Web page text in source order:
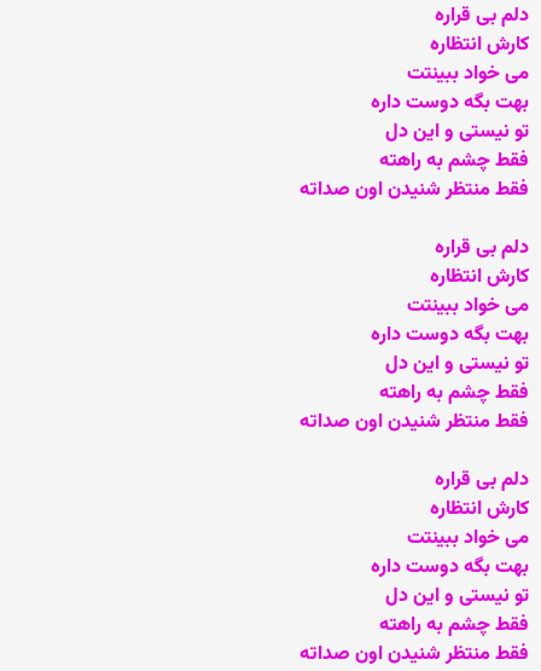
دلم بی قراره
کارش انتظاره
می خواد ببینتت
بهت بگه دوست داره
تو نیستی و این دل
فقط چشم به راهته
فقط منتظر شنیدن اون صداته
دلم بی قراره
کارش انتظاره
می خواد ببینتت
بهت بگه دوست داره
تو نیستی و این دل
فقط چشم به راهته
فقط منتظر شنیدن اون صداته
دلم بی قراره
کارش انتظاره
می خواد ببینتت
بهت بگه دوست داره
تو نیستی و این دل
فقط چشم به راهته
فقط منتظر شنیدن اون صداته